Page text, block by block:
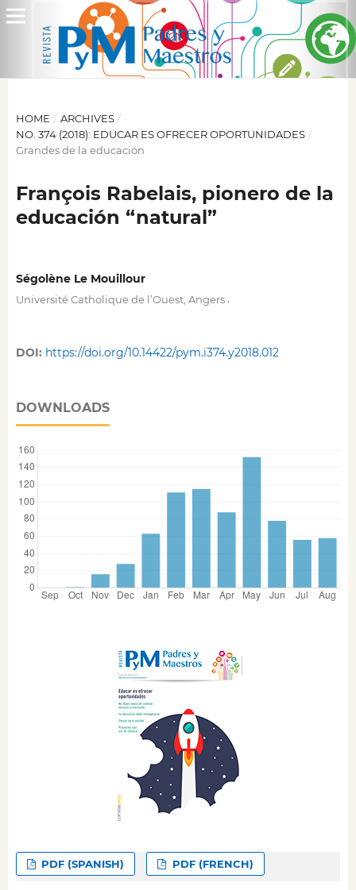
HOME / ARCHIVES /
NO. 374 (2018): EDUCAR ES OFRECER OPORTUNIDADES /
Grandes de la educación
François Rabelais, pionero de la
educación “natural”
Ségolène Le Mouillour
Université Catholique de l’Ouest, Angers,
DOI: https://doi.org/10.14422/pym.i374.y2018.012
DOWNLOADS
PDF (SPANISH) PDF (FRENCH)